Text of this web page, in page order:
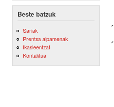
Beste batzuk
Sariak
Prentsa aipamenak
Ikasleentzat
Kontaktua